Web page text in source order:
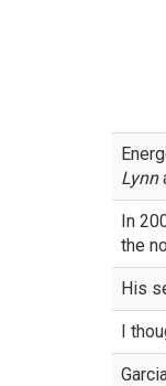
Lynn
In
the
His
I